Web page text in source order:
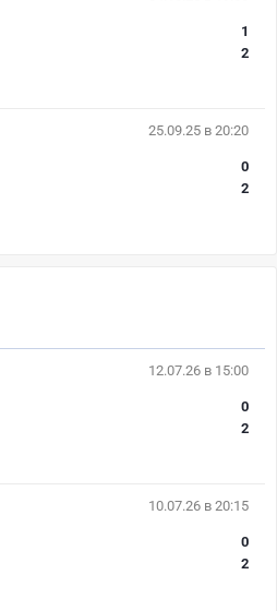
1
2
25.09.25 в 20:20
0
2
12.07.26 в 15:00
0
2
10.07.26 в 20:15
0
2